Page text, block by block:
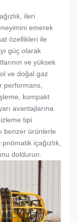
ileri
emerek
özellikleri ile
güç olarak
ve yüksek
ve doğal gaz
performans,
kompakt
avantajlarına
tipi
benzer ürünlerle
pnömatik içağızlık,
doldurun.